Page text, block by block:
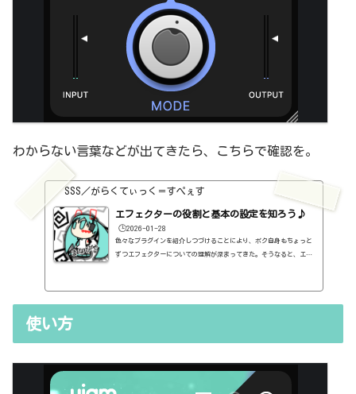
わからない言葉などが出てきたら、こちらで確認を。
SSS／がらくてぃっく＝すぺぇす
エフェクターの役割と基本の設定を知ろう♪
🕒️2026-01-28
色々なプラグインを紹介しつづけることにより、ボク自身もちょっと
ずつエフェクターについての理解が深まってきた。そうなると、エフ
使い方